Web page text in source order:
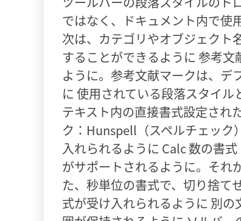
ではなく、ドキュメント内で使
次は、カテゴリやオブジェクト
することができるように 参考
ように。参考文献マークは、デ
に 使用されている段落スタイル
テキスト内の直接書式設定され
ク：Hunspell（スペルチェック
入れられるように Calc 数の書
がサポートされるように。それ
た、秒単位の書式で、切り捨て
式が受け入れられるように 別